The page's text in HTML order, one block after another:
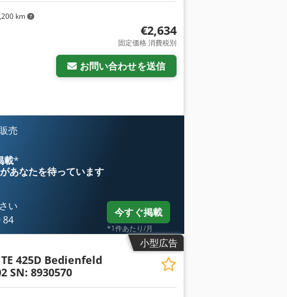
km
€2,634
固定価格 消費税別
お問い合わせを送信
売
載*
があなたを待っています
い
84
今すぐ掲載
*1件あたり/月
小型広告
TE 425D Bedienfeld
SN: 8930570